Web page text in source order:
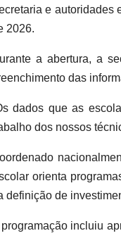
e autoridades
2026.
a abertura, a
das
dados que as
dos nossos
orienta
definição de
incluiu